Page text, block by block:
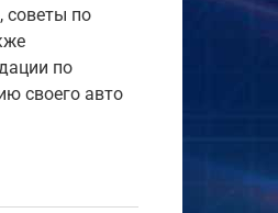
советы по
по
своего авто